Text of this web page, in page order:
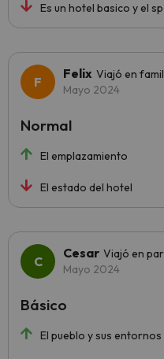
Es un hotel basico y el
Felix Viajó en
Mayo 2024
El emplazamiento
El estado del hotel
Normal
Cesar Viajó en
Mayo 2024
El pueblo y sus
Básico